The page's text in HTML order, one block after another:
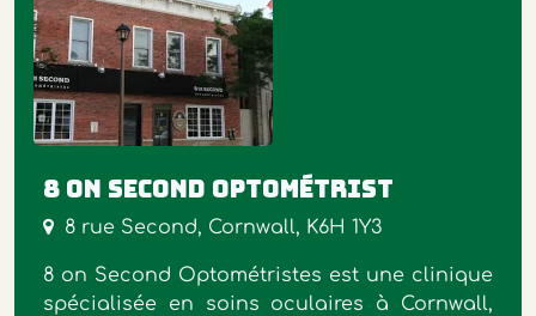
8 on second optométrist
8 rue Second, Cornwall, K6H 1Y3
8 on Second Optométristes est une clinique
spécialisée en soins oculaires à Cornwall,